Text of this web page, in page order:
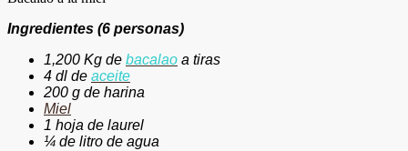
Ingredientes (6 personas)
1,200 Kg de bacalao a tiras
4 dl de aceite
200 g de harina
Miel
1 hoja de laurel
¼ de litro de agua